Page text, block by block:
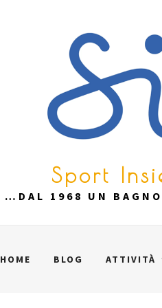
Sport
…DAL 1968 UN
HOME BLOG ATTIVITÀ